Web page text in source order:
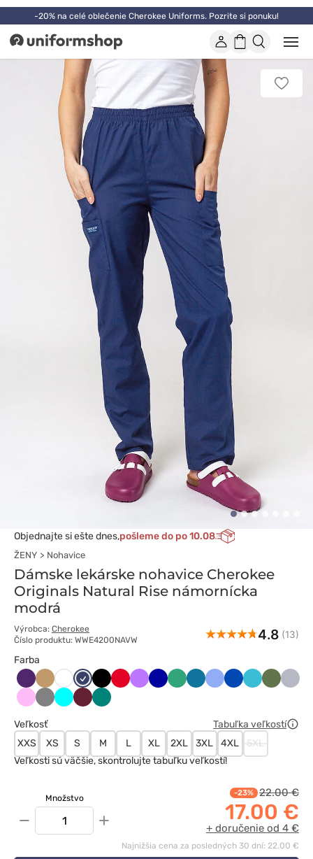
-20% na celé oblečenie Cherokee Uniforms. Pozrite si ponuku!
Uniformshop ÚčetNákupný
košík
alebo
Pridať
k
Objednajte si ešte dnes,pošleme do po 10.08
ŽENY Nohavice
Dámske lekárske nohavice Cherokee
Originals Natural Rise námornícka
modrá
Výrobca: Cherokee
Číslo produktu: WWE4200NAVW
4.8 (13)
Farba
Bakłażanowy
Beżowy
BiałyCiemny
granat
CzarnyCzerwony
FioletowyGranatowy
JasnyKaraibskiKlasyczny
Królewski
MorskiOliwkowy
Różowy
Szary TurkusWiśniowy
Zielony
Veľkosť
Tabuľka veľkostí
XXS
XS S M L XL 2XL 3XL 4XL
5XL
Veľkosti sú väčšie, skontrolujte tabuľku veľkostí!
Množstvo
− +
-23% 22.00 €
17.00 €
+ doručenie od 4 €
Najnižšia cena za posledných 30 dní: 22.00 €